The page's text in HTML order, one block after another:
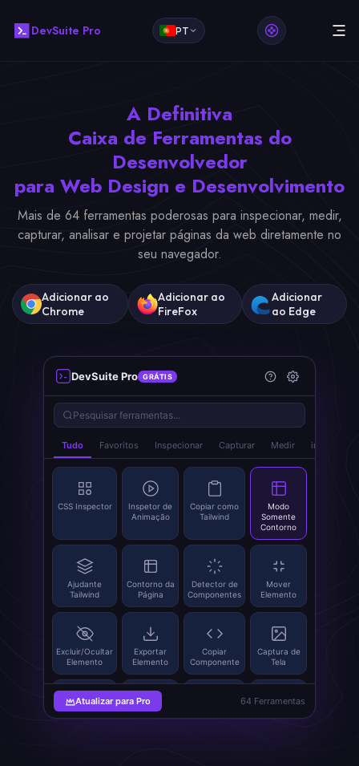
DevSuite Pro PT
A Definitiva
Caixa de Ferramentas do
Desenvolvedor
para Web Design e Desenvolvimento
Mais de 64 ferramentas poderosas para inspecionar, medir,
capturar, analisar e projetar páginas da web diretamente no
seu navegador.
Adicionar ao
Chrome
Adicionar ao
FireFox
Adicionar
ao Edge
DevSuite Pro GRÁTIS
Pesquisar ferramentas...
Tudo Favoritos Inspecionar Capturar Medir
CSS Inspector
Inspetor de
Animação
Copiar como
Tailwind
Modo
Somente
Contorno
Ajudante
Tailwind
Contorno da
Página
Detector de
Componentes
Mover
Elemento
Excluir/Ocultar
Elemento
Exportar
Elemento
Copiar
Componente
Captura de
Tela
Extrair
Grabber
Substituição
Gerador de
Atualizar para Pro 64 Ferramentas